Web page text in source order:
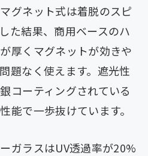
グネット式は着脱のスピ
た結果、商用ベースのハ
厚くマグネットが効きや
題なく使えます。遮光性
コーティングされている
能で一歩抜けています。
ガラスはUV透過率が20%